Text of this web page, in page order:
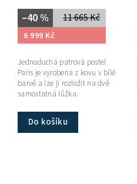
11 665 Kč
–40 %
6 999 Kč
Do košíku
Jednoduchá patrová postel
Paris je vyrobena z kovu v bílé
barvě a lze ji rozložit na dvě
samostatná lůžka.